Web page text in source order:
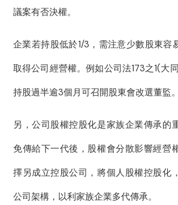
議案有否決權。
企業若持股低於1/3，需注意少數股東容
取得公司經營權。例如公司法173之1(大
持股過半逾3個月可召開股東會改選董監。
另，公司股權控股化是家族企業傳承的
免傳給下一代後，股權會分散影響經營
擇另成立控股公司，將個人股權控股化
公司架構，以利家族企業多代傳承。